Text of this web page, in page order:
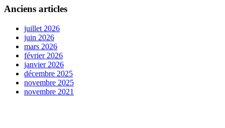
Anciens articles
juillet 2026
juin 2026
mars 2026
février 2026
janvier 2026
décembre 2025
novembre 2025
novembre 2021